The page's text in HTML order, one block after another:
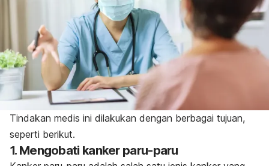
Tindakan medis ini dilakukan dengan berbagai tujuan,
seperti berikut.
1. Mengobati kanker paru-paru